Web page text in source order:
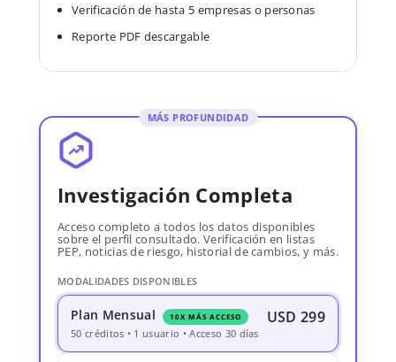
Verificación de hasta 5 empresas o personas
Reporte PDF descargable
MÁS PROFUNDIDAD
Investigación Completa
Acceso completo a todos los datos disponibles
sobre el perfil consultado. Verificación en listas
PEP, noticias de riesgo, historial de cambios, y más.
MODALIDADES DISPONIBLES
Plan Mensual 10X MÁS ACCESO USD 299
50 créditos • 1 usuario • Acceso 30 días